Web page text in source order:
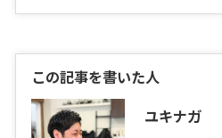
この記事を書いた人
ユキナガ